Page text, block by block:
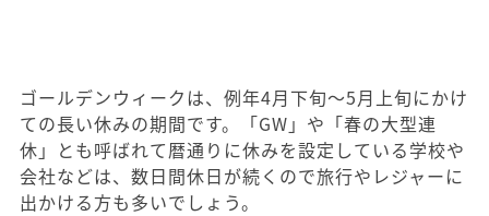
ゴールデンウィークは、例年4月下旬～5月上旬にかけ
ての長い休みの期間です。「GW」や「春の大型連
休」とも呼ばれて暦通りに休みを設定している学校や
会社などは、数日間休日が続くので旅行やレジャーに
出かける方も多いでしょう。